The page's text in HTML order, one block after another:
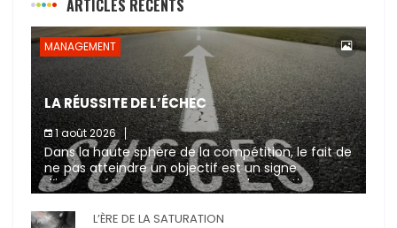
ARTICLES RÉCENTS
MANAGEMENT
LA RÉUSSITE DE L’ÉCHEC
1 août 2026
Dans la haute sphère de la compétition, le fait de
ne pas atteindre un objectif est un signe
d’incompétence et une source de sanctions
diverses (avertissement, […]
L’ÈRE DE LA SATURATION